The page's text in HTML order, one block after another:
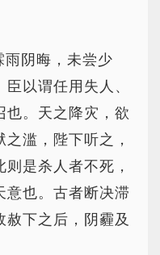
雨阴晦，未尝少
以谓任用失人、
也。天之降灾，欲
滥，陛下听之，
是杀人者不死，
意也。古者断决滞
下之后，阴霾及